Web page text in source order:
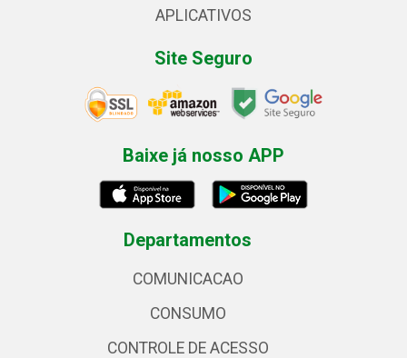
APLICATIVOS
Site Seguro
Baixe já nosso APP
Departamentos
COMUNICACAO
CONSUMO
CONTROLE DE ACESSO